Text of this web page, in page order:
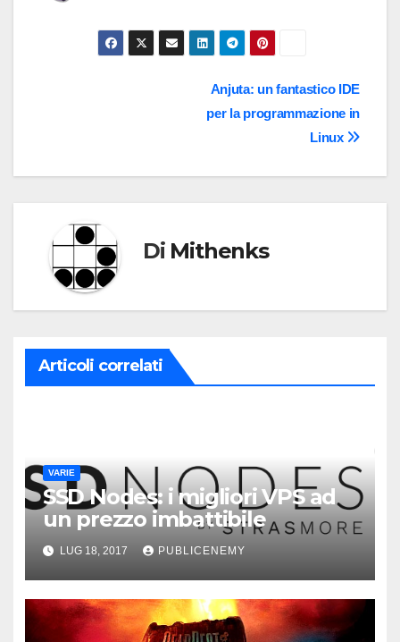
Anjuta: un fantastico IDE
per la programmazione in
Linux
Di Mithenks
Articoli correlati
VARIE
SSD Nodes: i migliori VPS ad
un prezzo imbattibile
LUG 18, 2017 PUBLICENEMY